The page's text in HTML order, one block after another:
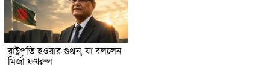
রাষ্ট্রপতি হওয়ার গুঞ্জন, যা বললেন
মির্জা ফখরুল